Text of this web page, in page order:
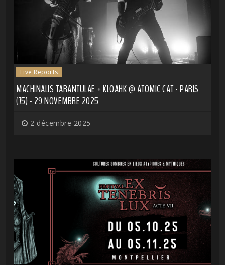
Live Reports
MACHINALIS TARANTULAE + KLOAHK @ ATOMIC CAT - PARIS
(75) - 29 NOVEMBRE 2025
2 décembre 2025